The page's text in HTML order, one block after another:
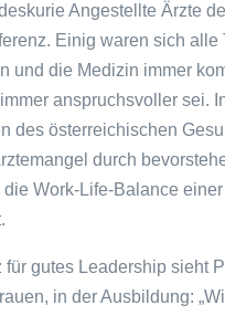
Angestellte Ärzte
Einig waren sich
und die Medizin immer
anspruchsvoller sei.
des österreichischen
durch
Work-Life-Balance
für gutes Leadership sieht
in der Ausbildung: